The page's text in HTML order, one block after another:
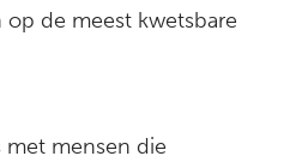
de meest kwetsbare
met mensen die